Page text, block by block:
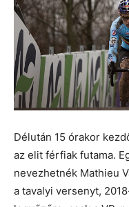
Délután 15 órakor
az elit férfiak futama.
nevezhetnék Mathieu
a tavalyi versenyt,